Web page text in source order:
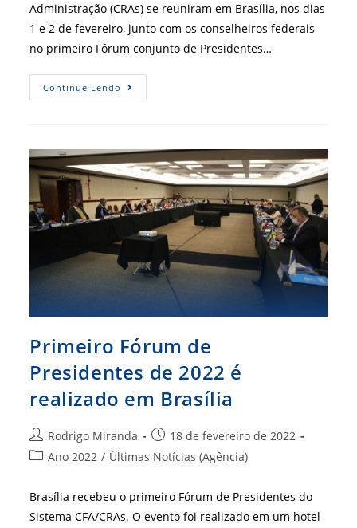
Administração (CRAs) se reuniram em Brasília, nos dias
1 e 2 de fevereiro, junto com os conselheiros federais
no primeiro Fórum conjunto de Presidentes…
Continue Lendo Brasília
Recebe
Presidentes
De
2024
Primeiro Fórum de
Presidentes de 2022 é
realizado em Brasília
Autor
do
Rodrigo Miranda
Post
publicado:
18 de fevereiro de 2022
Categoria
post:
Ano 2022 / Últimas Notícias (Agência)
Brasília recebeu o primeiro Fórum de Presidentes do
Sistema CFA/CRAs. O evento foi realizado em um hotel